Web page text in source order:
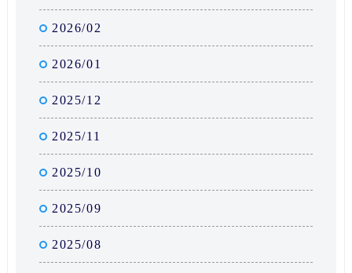
2026/02
2026/01
2025/12
2025/11
2025/10
2025/09
2025/08